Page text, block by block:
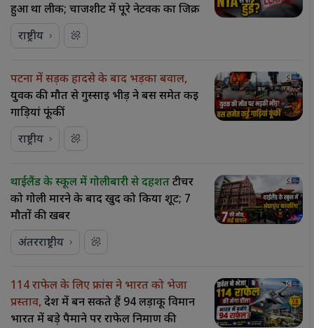
हुआ था लीक; चार्जशीट में पूरे नेटवर्क का जिक्र
राष्ट्रीय
पटना में सड़क हादसे के बाद भड़का बवाल,
युवक की मौत से गुस्साई भीड़ ने बस समेत कई
गाड़ियां फूंकीं
राष्ट्रीय
थाईलैंड के स्कूल में गोलीबारी से दहशतटीचर
को गोली मारने के बाद खुद को किया शूट; 7
मौतों की खबर
अंतरराष्ट्रीय
114 राफेल के लिए फ्रांस ने भारत को भेजा
प्रस्ताव,देश में बन सकते हैं 94 लड़ाकू विमान
भारत में बड़े पैमाने पर राफेल निर्माण की